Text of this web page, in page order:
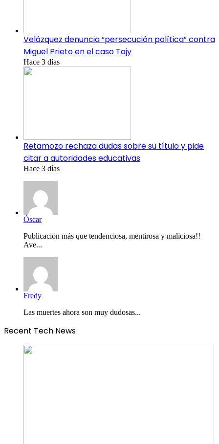
Velázquez denuncia “persecución política” contra
Miguel Prieto en el caso Tajy
Hace 3 días
Retamozo rechaza dudas sobre su título y pide
citar a autoridades educativas
Hace 3 días
Óscar
Publicación más que tendenciosa, mentirosa y maliciosa!!
Ave...
Fredy
Las muertes ahora son muy dudosas...
Recent Tech News